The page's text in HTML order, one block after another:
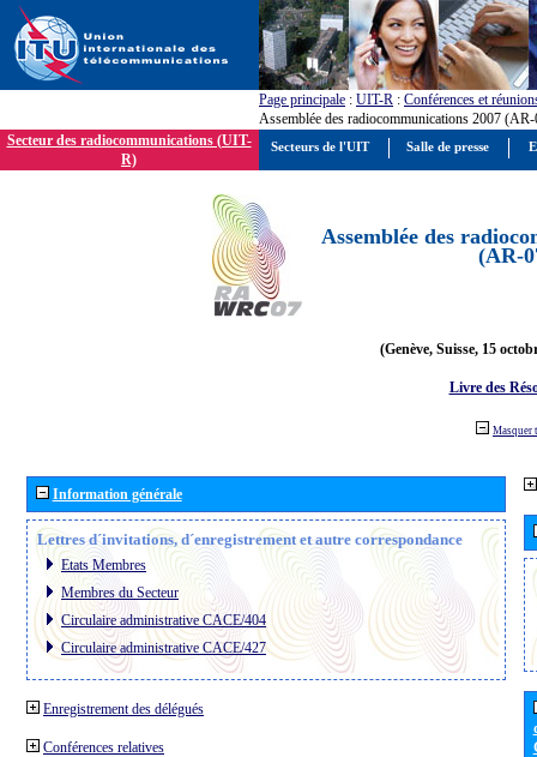
Page principale : UIT-R : Conférences et
Assemblée des radiocommunications 2007
Secteur des radiocommunications (UIT-
R)
Assemblée des
(AR-
(Genève, Suisse, 15
Livre des
Masquer
Information générale
Lettres d´invitations, d´enregistrement et autre correspondance
Etats Membres
Membres du Secteur
Circulaire administrative CACE/404
Circulaire administrative CACE/427
Enregistrement des délégués
Conférences relatives
Secteurs de l'UIT Salle de presse